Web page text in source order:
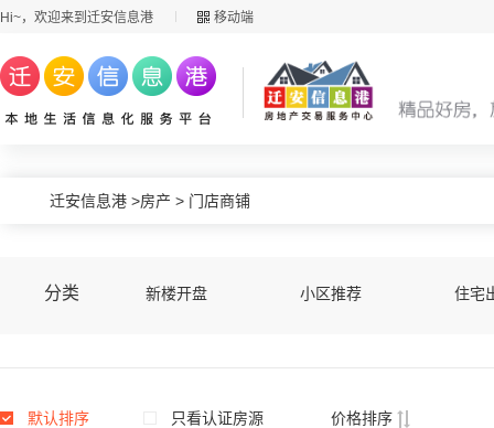
Hi~，欢迎来到迁安信息港 移动端
迁安信息港 >房产 > 门店商铺
分类 新楼开盘 小区推荐 住宅
默认排序 只看认证房源 价格排序